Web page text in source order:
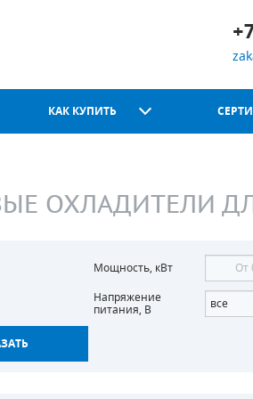
КАК КУПИТЬ
ОХЛАДИТЕЛИ
Мощность, кВт
Напряжение
питания, В все